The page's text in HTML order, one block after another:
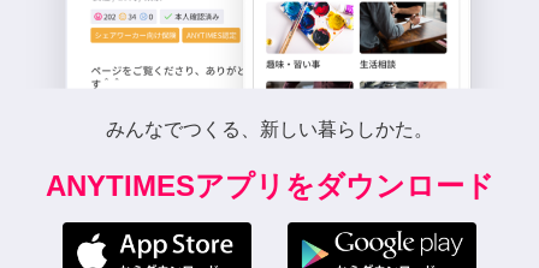
みんなでつくる、新しい暮らしかた。
ANYTIMESアプリをダウンロード